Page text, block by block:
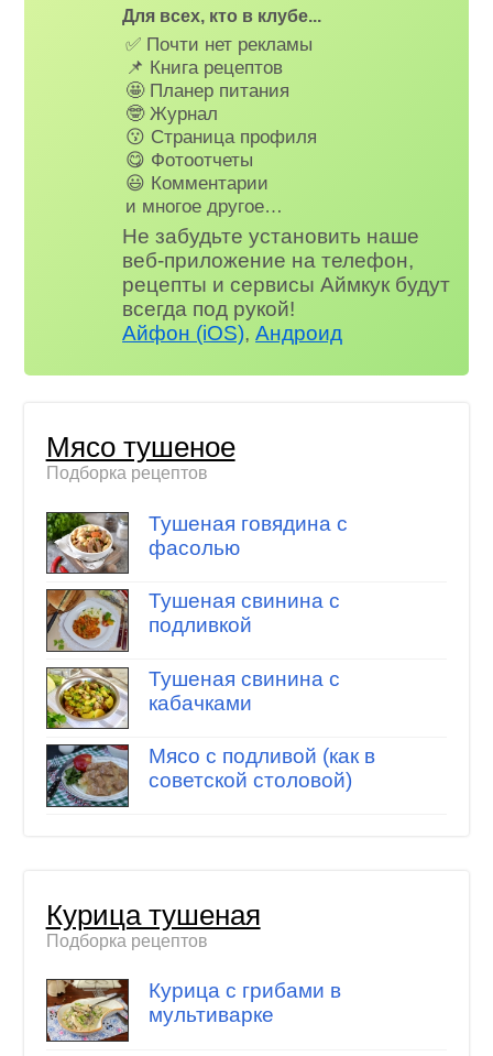
Для всех, кто в клубе...
✅ Почти нет рекламы
📌 Книга рецептов
🤩 Планер питания
🤓 Журнал
😗 Страница профиля
😋 Фотоотчеты
😃 Комментарии
и многое другое…
Не забудьте установить наше
веб-приложение на телефон,
рецепты и сервисы Аймкук будут
всегда под рукой!
Айфон (iOS),Андроид
Мясо тушеное
Подборка рецептов
Тушеная говядина с
фасолью
Тушеная свинина с
подливкой
Тушеная свинина с
кабачками
Мясо с подливой (как в
советской столовой)
Курица тушеная
Подборка рецептов
Курица с грибами в
мультиварке